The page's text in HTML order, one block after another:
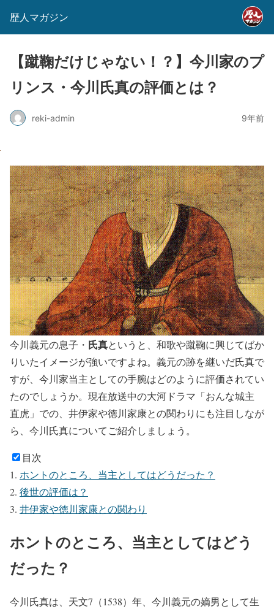
歴人マガジン
【蹴鞠だけじゃない！？】今川家のプ
リンス・今川氏真の評価とは？
reki-admin 9年前
今川義元の息子・ 氏真というと、和歌や蹴鞠に興じてばか
りいたイメージが強いですよね。義元の跡を継いだ氏真で
すが、今川家当主としての手腕はどのように評価されてい
たのでしょうか。現在放送中の大河ドラマ「おんな城主
直虎」での、井伊家や徳川家康との関わりにも注目しなが
ら、今川氏真についてご紹介しましょう。
目次
ホントのところ、当主としてはどうだった？
後世の評価は？
井伊家や徳川家康との関わり
ホントのところ、当主としてはどう
だった？
今川氏真は、天文7（1538）年、今川義元の嫡男として生